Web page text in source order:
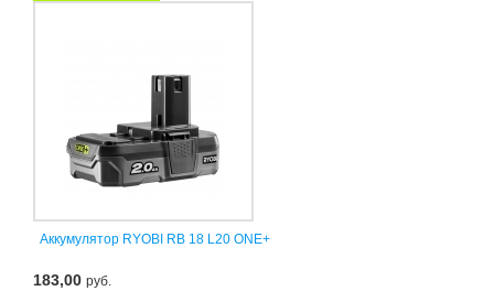
Аккумулятор RYOBI RB 18 L20 ONE+
183,00 руб.